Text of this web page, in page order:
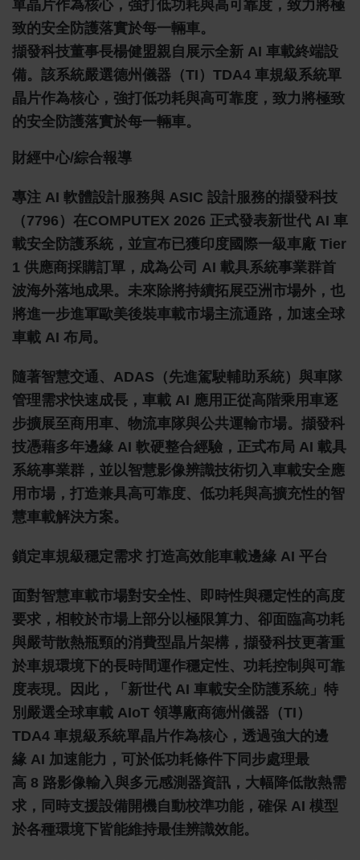
擷發科技董事長楊健盟親自展示全新 AI 車載終端設
備。該系統嚴選德州儀器（TI）TDA4 車規級系統單
晶片作為核心，強打低功耗與高可靠度，致力將極致
的安全防護落實於每一輛車。
財經中心/綜合報導
專注 AI 軟體設計服務與 ASIC 設計服務的擷發科技
（7796）在COMPUTEX 2026 正式發表新世代 AI 車
載安全防護系統，並宣布已獲印度國際一級車廠 Tier
1 供應商採購訂單，成為公司 AI 載具系統事業群首
波海外落地成果。未來除將持續拓展亞洲市場外，也
將進一步進軍歐美後裝車載市場主流通路，加速全球
車載 AI 布局。
隨著智慧交通、ADAS（先進駕駛輔助系統）與車隊
管理需求快速成長，車載 AI 應用正從高階乘用車逐
步擴展至商用車、物流車隊與公共運輸市場。擷發科
技憑藉多年邊緣 AI 軟硬整合經驗，正式布局 AI 載具
系統事業群，並以智慧影像辨識技術切入車載安全應
用市場，打造兼具高可靠度、低功耗與高擴充性的智
慧車載解決方案。
鎖定車規級穩定需求 打造高效能車載邊緣 AI 平台
面對智慧車載市場對安全性、即時性與穩定性的高度
要求，相較於市場上部分以極限算力、卻面臨高功耗
與嚴苛散熱瓶頸的消費型晶片架構，擷發科技更著重
於車規環境下的長時間運作穩定性、功耗控制與可靠
度表現。因此，「新世代 AI 車載安全防護系統」特
別嚴選全球車載 AIoT 領導廠商德州儀器（TI）
TDA4 車規級系統單晶片作為核心，透過強大的邊
緣 AI 加速能力，可於低功耗條件下同步處理最
高 8 路影像輸入與多元感測器資訊，大幅降低散熱需
求，同時支援設備開機自動校準功能，確保 AI 模型
於各種環境下皆能維持最佳辨識效能。